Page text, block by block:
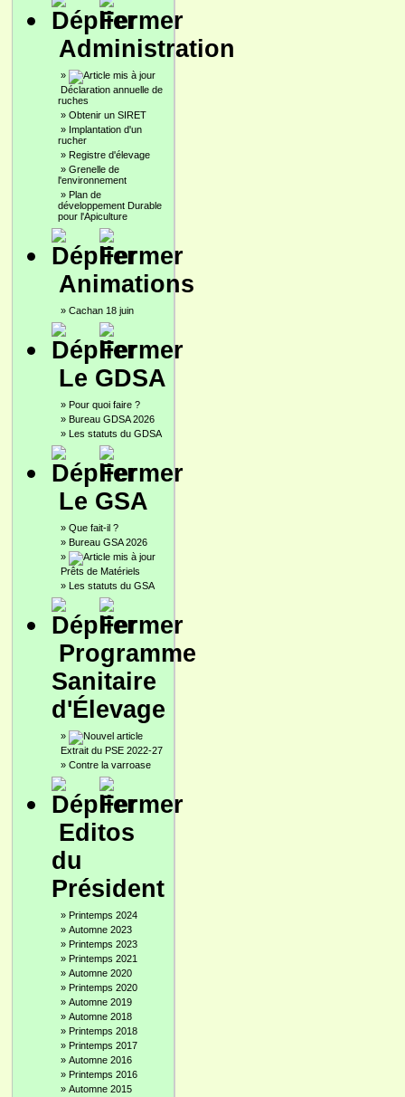
Administration
»
Déclaration annuelle de
ruches
» Obtenir un SIRET
» Implantation d'un
rucher
» Registre d'élevage
» Grenelle de
l'environnement
» Plan de
développement Durable
pour l'Apiculture
Animations
» Cachan 18 juin
Le GDSA
» Pour quoi faire ?
» Bureau GDSA 2026
» Les statuts du GDSA
Le GSA
» Que fait-il ?
» Bureau GSA 2026
»
Prêts de Matériels
» Les statuts du GSA
Programme
Sanitaire
d'Élevage
»
Extrait du PSE 2022-27
» Contre la varroase
Editos
du
Président
» Printemps 2024
» Automne 2023
» Printemps 2023
» Printemps 2021
» Automne 2020
» Printemps 2020
» Automne 2019
» Automne 2018
» Printemps 2018
» Printemps 2017
» Automne 2016
» Printemps 2016
» Automne 2015